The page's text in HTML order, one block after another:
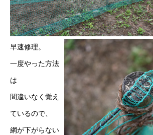
早速修理。
一度やった方法
は
間違いなく覚え
ているので、
網が下がらない